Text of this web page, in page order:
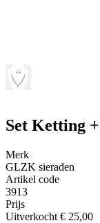
Set Ketting
Merk
GLZK sieraden
Artikel code
3913
Prijs
Uitverkocht € 25,00